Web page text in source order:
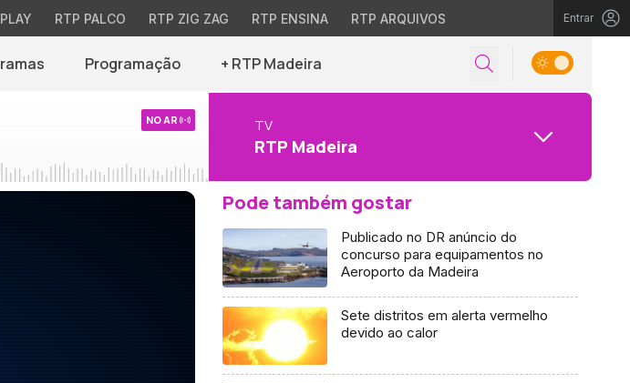
RTP PALCO RTP ZIG ZAG RTP ENSINA RTP ARQUIVOS Entrar
Programação + RTP Madeira
NO AR TV
RTP Madeira
Pode também gostar
Publicado no DR anúncio do
concurso para equipamentos no
Aeroporto da Madeira
Sete distritos em alerta vermelho
devido ao calor